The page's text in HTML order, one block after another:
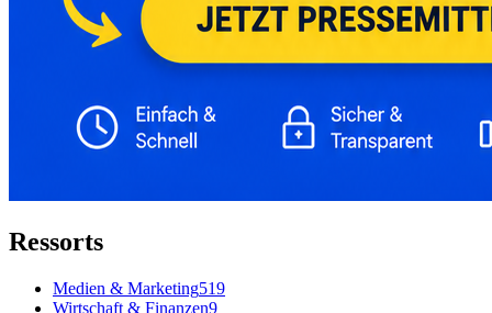
Ressorts
Medien & Marketing519
Wirtschaft & Finanzen9